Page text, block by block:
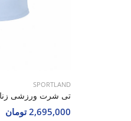
SPORTLAND
2,695,000 تومان